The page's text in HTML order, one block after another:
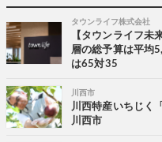
タウンライフ株式会社
【タウンライフ未
層の総予算は平均
は65対35
川西市
川西特産いちじく
川西市